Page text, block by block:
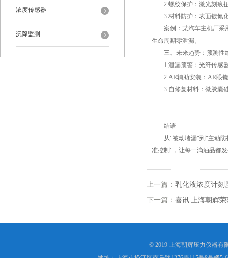
浓度传感器
沉降监测
2.螺纹保护：激光刻痕扭
3.材料防护：表面镀氮化
案例：某汽车主机厂采用
生命周期零泄漏。
三、未来趋势：预测性
1.泄漏预警：光纤传感器
2.AR辅助安装：AR眼镜
3.自修复材料：微胶囊硅
结语
从"被动堵漏"到"主动防护
准控制"，让每一滴油品都
上一篇： 乳化液浓度计刻
下一篇： 喜讯|上海朝辉
© 2019 上海朝辉压力仪器有